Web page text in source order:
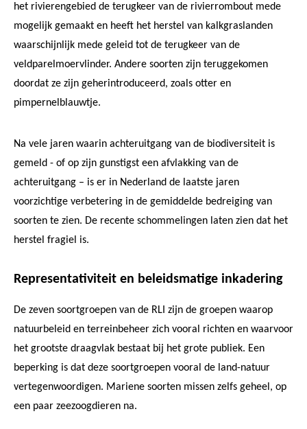
het rivierengebied de terugkeer van de rivierrombout mede
mogelijk gemaakt en heeft het herstel van kalkgraslanden
waarschijnlijk mede geleid tot de terugkeer van de
veldparelmoervlinder. Andere soorten zijn teruggekomen
doordat ze zijn geherintroduceerd, zoals otter en
pimpernelblauwtje.
Na vele jaren waarin achteruitgang van de biodiversiteit is
gemeld - of op zijn gunstigst een afvlakking van de
achteruitgang – is er in Nederland de laatste jaren
voorzichtige verbetering in de gemiddelde bedreiging van
soorten te zien. De recente schommelingen laten zien dat het
herstel fragiel is.
Representativiteit en beleidsmatige inkadering
De zeven soortgroepen van de RLI zijn de groepen waarop
natuurbeleid en terreinbeheer zich vooral richten en waarvoor
het grootste draagvlak bestaat bij het grote publiek. Een
beperking is dat deze soortgroepen vooral de land-natuur
vertegenwoordigen. Mariene soorten missen zelfs geheel, op
een paar zeezoogdieren na.